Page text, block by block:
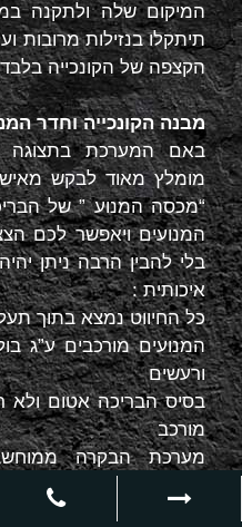
המיקום שלה ולתקנה
תיתקלו בנזילות מרובות
הקצפה של הקונכייה
מבנה הקונכייה וחדר
באם המערכת בתצוגה
מומלץ מאוד לבקש
“מכסה המנוע ” של
המנועים ויאפשר לכם
בלי להבין הרבה ניתן
איכותית :
כל החיווט נמצא בתוך
המנועים מורכבים ע”ג
ורעשים
בסיס הבריכה אטום ולא
מורכב
מערכת הבקרה
מחוברים אליה בפלגים
בין המנועים לשאר